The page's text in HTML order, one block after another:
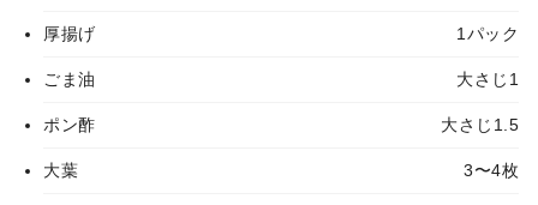
厚揚げ 1パック
ごま油 大さじ1
ポン酢 大さじ1.5
大葉 3〜4枚